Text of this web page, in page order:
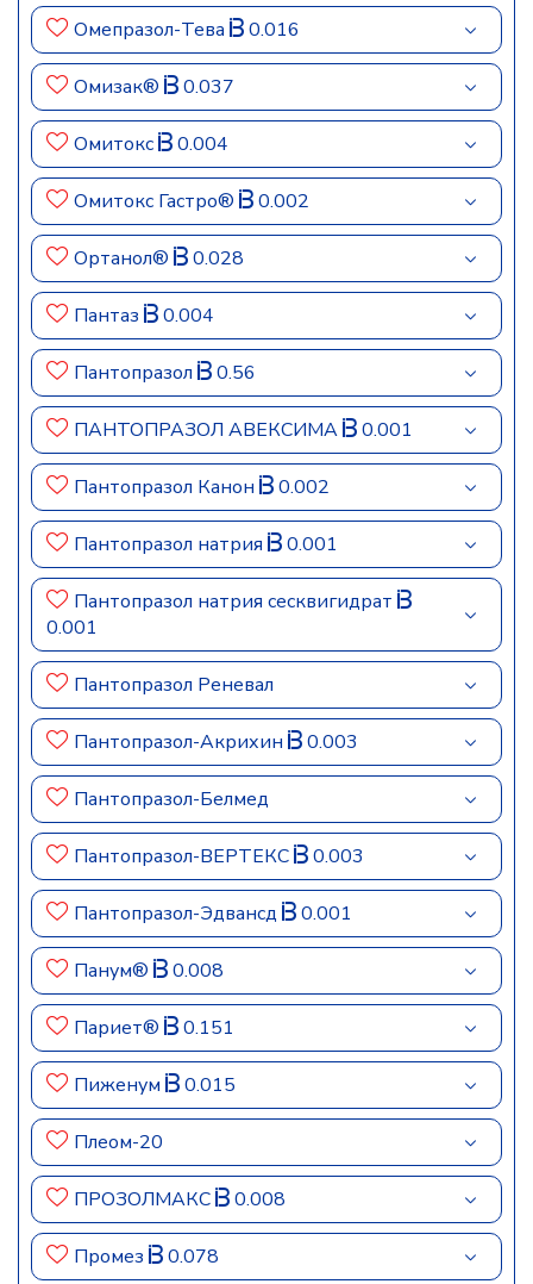
Омепразол-Тева 0.016
Омизак® 0.037
Омитокс 0.004
Омитокс Гастро® 0.002
Ортанол® 0.028
Пантаз 0.004
Пантопразол 0.56
ПАНТОПРАЗОЛ АВЕКСИМА 0.001
Пантопразол Канон 0.002
Пантопразол натрия 0.001
Пантопразол натрия сесквигидрат
0.001
Пантопразол Реневал
Пантопразол-Акрихин 0.003
Пантопразол-Белмед
Пантопразол-ВЕРТЕКС 0.003
Пантопразол-Эдвансд 0.001
Панум® 0.008
Париет® 0.151
Пиженум 0.015
Плеом-20
ПРОЗОЛМАКС 0.008
Промез 0.078